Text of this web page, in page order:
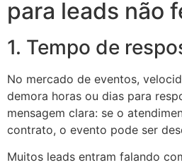
para leads não
1. Tempo de
No mercado de eventos,
demora horas ou dias para
mensagem clara: se o
contrato, o evento pode ser
Muitos leads entram falando